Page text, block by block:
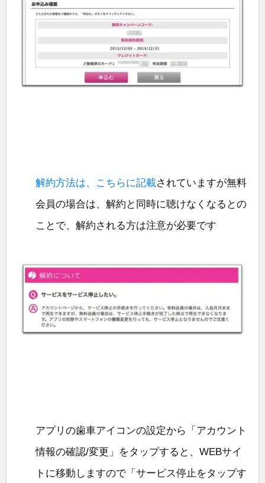
解約方法は、こちらに記載されていますが無料
会員の場合は、解約と同時に聴けなくなるとの
ことで、解約される方は注意が必要です
アプリの歯車アイコンの設定から「アカウント
情報の確認/変更」をタップすると、WEBサイ
トに移動しますので「サービス停止をタップす